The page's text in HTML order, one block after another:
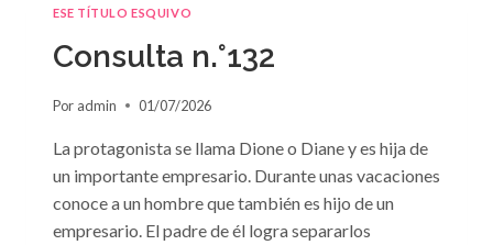
ESE TÍTULO ESQUIVO
Consulta n.°132
Por admin 01/07/2026
La protagonista se llama Dione o Diane y es hija de
un importante empresario. Durante unas vacaciones
conoce a un hombre que también es hijo de un
empresario. El padre de él logra separarlos